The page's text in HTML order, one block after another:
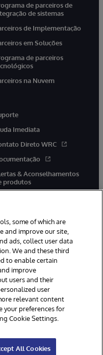
de parceiros de
de sistemas
de Implementação
em Soluções
de parceiros
na Nuvem
Imediata
Direto WRC
& Aconselhamentos
produtos
MA. Todos os
de Privacidade
some of which are
and improve our site,
ads, collect user data
We and these third
to enable certain
improve
users and their
user
relevant content
your preferences for
Cookie Settings.
All Cookies